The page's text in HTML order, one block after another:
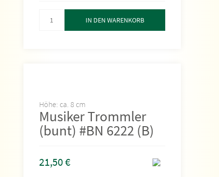
IN DEN WARENKORB
Höhe: ca. 8 cm
Musiker Trommler
(bunt) #BN 6222 (B)
21,50€